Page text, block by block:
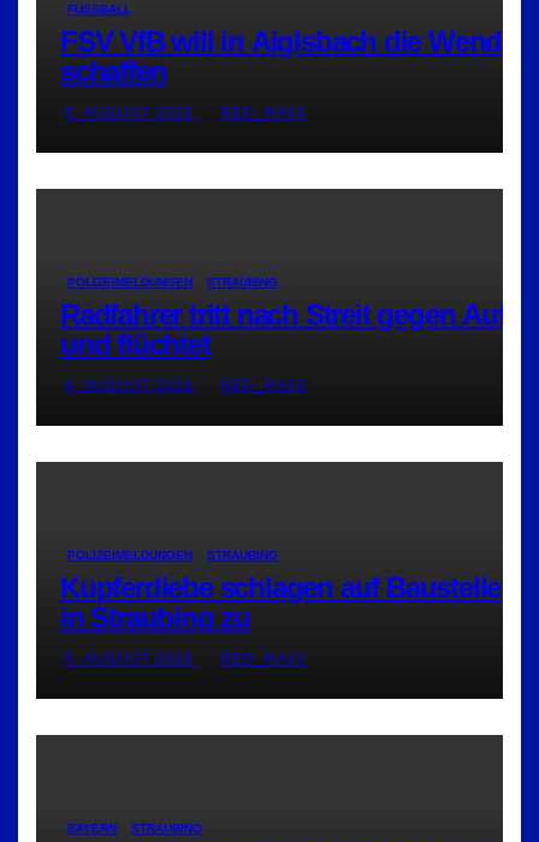
FUSSBALL
FSV VfB will in Aiglsbach die Wende
schaffen
6. AUGUST 2026 RED_RA24
POLIZEIMELDUNGEN STRAUBING
Radfahrer tritt nach Streit gegen Auto
und flüchtet
6. AUGUST 2026 RED_RA24
POLIZEIMELDUNGEN STRAUBING
Kupferdiebe schlagen auf Baustelle
in Straubing zu
6. AUGUST 2026 RED_RA24
BAYERN STRAUBING